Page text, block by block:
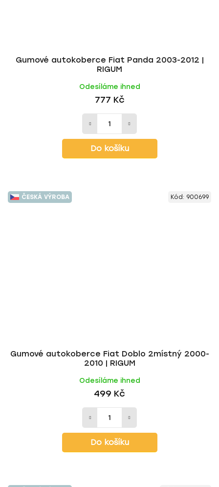
Gumové autokoberce Fiat Panda 2003-2012 |
RIGUM
Odesíláme ihned
777 Kč
Do košíku
ČESKÁ VÝROBA
Gumové autokoberce Fiat Doblo 2místný 2000-
2010 | RIGUM
Odesíláme ihned
499 Kč
Do košíku
Kód: 900699